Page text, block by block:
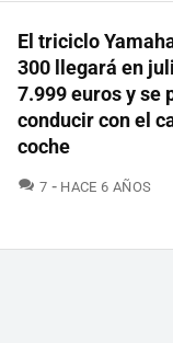
El triciclo
300 llegará en
7.999 euros y se
conducir con el
coche
7 COMENTARIOS
HACE 6 AÑOS